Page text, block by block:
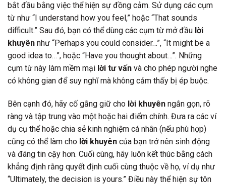
bắt đầu bằng việc thể hiện sự đồng cảm. Sử dụng các cụm
từ như “I understand how you feel,” hoặc “That sounds
difficult.” Sau đó, bạn có thể dùng các cụm từ mở đầu lời
khuyên như “Perhaps you could consider…”, “It might be a
good idea to…”, hoặc “Have you thought about…”. Những
cụm từ này làm mềm mại lời tư vấn và cho phép người nghe
có không gian để suy nghĩ mà không cảm thấy bị ép buộc.
Bên cạnh đó, hãy cố gắng giữ cho lời khuyên ngắn gọn, rõ
ràng và tập trung vào một hoặc hai điểm chính. Đưa ra các ví
dụ cụ thể hoặc chia sẻ kinh nghiệm cá nhân (nếu phù hợp)
cũng có thể làm cho lời khuyên của bạn trở nên sinh động
và đáng tin cậy hơn. Cuối cùng, hãy luôn kết thúc bằng cách
khẳng định rằng quyết định cuối cùng thuộc về họ, ví dụ như
“Ultimately, the decision is yours.” Điều này thể hiện sự tôn